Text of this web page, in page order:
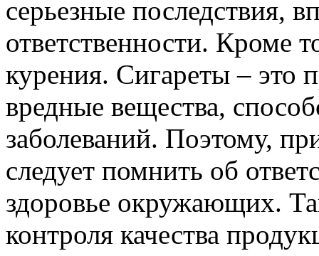
серьезные последствия,
ответственности. Кроме
курения. Сигареты – это
вредные вещества,
заболеваний. Поэтому,
следует помнить об
здоровье окружающих.
контроля качества